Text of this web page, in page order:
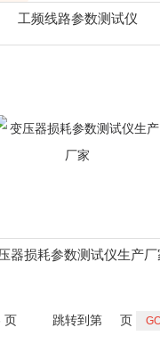
工频线路参数测试仪
器损耗参数测试仪生产厂
页 跳转到第 页